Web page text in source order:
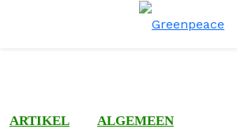
ARTIKEL ALGEMEEN